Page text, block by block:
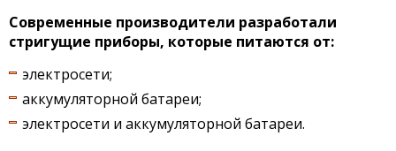
Современные производители разработали
стригущие приборы, которые питаются от:
электросети;
аккумуляторной батареи;
электросети и аккумуляторной батареи.